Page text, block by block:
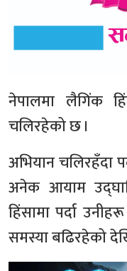
नेपालमा लैगिंक
चलिरहेको छ ।
अभियान चलिरहँदा
अनेक आयाम
हिंसामा पर्दा
समस्या बढिरहेको